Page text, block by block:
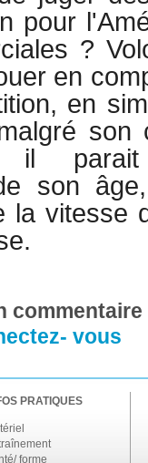
pour
?
en
en
son
il parait
son
la vitesse
vous
PRATIQUES
forme